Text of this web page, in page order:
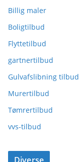
Billig maler
Boligtilbud
Flyttetilbud
gartnertilbud
Gulvafslibning tilbud
Murertilbud
Tømrertilbud
vvs-tilbud